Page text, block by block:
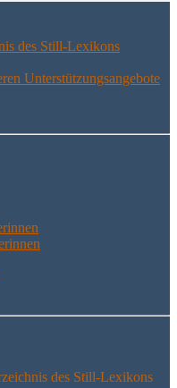
des Still-Lexikons
Unter­stüt­zungs­an­ge­bo­te